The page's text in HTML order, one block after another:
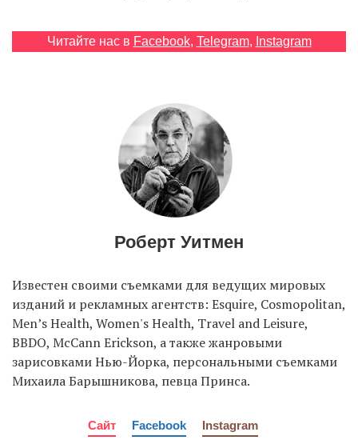
Читайте нас в Facebook, Telegram, Instagram
Роберт Уитмен
Известен своими съемками для ведущих мировых
изданий и рекламных агентств: Esquire, Cosmopolitan,
Men’s Health, Women's Health, Travel and Leisure,
BBDO, McCann Erickson, а также жанровыми
зарисовками Нью-Йорка, персональными съемками
Михаила Барышникова, певца Принcа.
Сайт Facebook Instagram